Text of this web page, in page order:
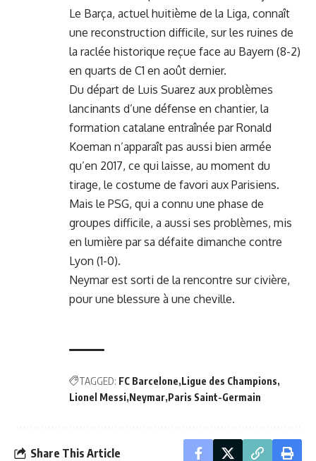
Le Barça, actuel huitième de la Liga, connaît
une reconstruction difficile, sur les ruines de
la raclée historique reçue face au Bayern (8-2)
en quarts de C1 en août dernier.
Du départ de Luis Suarez aux problèmes
lancinants d’une défense en chantier, la
formation catalane entraînée par Ronald
Koeman n’apparaît pas aussi bien armée
qu’en 2017, ce qui laisse, au moment du
tirage, le costume de favori aux Parisiens.
Mais le PSG, qui a connu une phase de
groupes difficile, a aussi ses problèmes, mis
en lumière par sa défaite dimanche contre
Lyon (1-0).
Neymar est sorti de la rencontre sur civière,
pour une blessure à une cheville.
TAGGED: FC Barcelone Ligue des Champions
Lionel Messi Neymar Paris Saint-Germain
Share This Article